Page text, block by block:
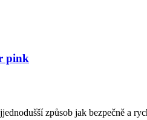
pink
způsob jak bezpečně a